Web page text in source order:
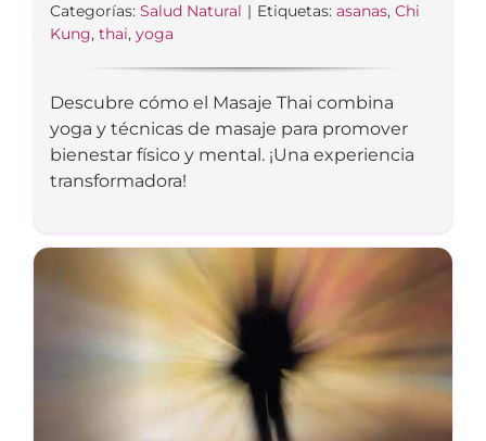
Categorías: Salud Natural | Etiquetas: asanas, Chi
Kung, thai, yoga
Descubre cómo el Masaje Thai combina
yoga y técnicas de masaje para promover
bienestar físico y mental. ¡Una experiencia
transformadora!